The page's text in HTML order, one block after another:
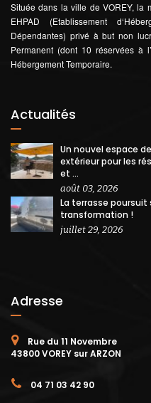
Située dans la ville de VOREY, la
EHPAD (Etablissement
Dépendantes) privé à but non
Permanent (dont 10 réservées à
Hébergement Temporaire.
Actualités
Un nouvel espace
extérieur pour les
et ...
août 03, 2026
La terrasse poursuit
transformation !
juillet 29, 2026
Adresse
Rue du 11 Novembre
43800 VOREY sur ARZON
04 71 03 42 90